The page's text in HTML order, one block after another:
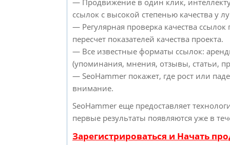
— Продвижение в один клик,
ссылок с высокой степенью качества у
— Регулярная проверка качества
пересчет показателей качества проекта.
— Все известные форматы ссылок:
(упоминания, мнения, отзывы, статьи,
— SeoHammer покажет, где рост или
внимание.
SeoHammer еще предоставляет
первые результаты появляются уже в
Зарегистрироваться и Начать